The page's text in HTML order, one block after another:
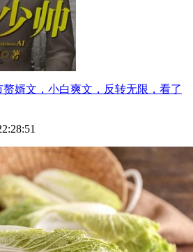
婿文，小白爽文，反转无限，看了